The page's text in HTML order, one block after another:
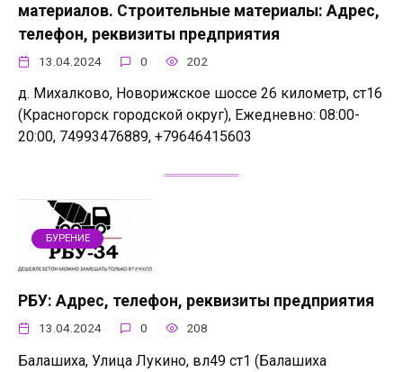
материалов. Строительные материалы: Адрес,
телефон, реквизиты предприятия
13.04.2024 0 202
д. Михалково, Новорижское шоссе 26 километр, ст16
(Красногорск городской округ), Ежедневно: 08:00-
20:00, 74993476889, +79646415603
БУРЕНИЕ
РБУ: Адрес, телефон, реквизиты предприятия
13.04.2024 0 208
Балашиха, Улица Лукино, вл49 ст1 (Балашиха